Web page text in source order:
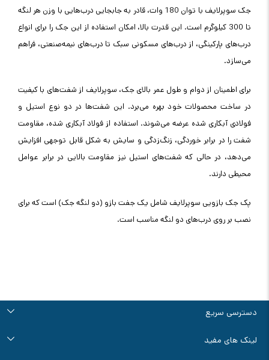
جک سوپرلایف با توان 180 وات، قادر به جابجایی درب‌هایی با وزن هر لنگه
تا 300 کیلوگرم است. این قدرت بالا، امکان استفاده از این جک را برای انواع
درب‌های پارکینگی، از درب‌های مسکونی سبک تا درب‌های نیمه‌صنعتی، فراهم
می‌سازد.
برای اطمینان از دوام و طول عمر بالای جک، سوپرلایف از شفت‌های با کیفیت
در ساخت محصولات خود بهره می‌برد. این شفت‌ها در دو نوع استیل و
فولادی آبکاری شده عرضه می‌شوند. استفاده از فولاد آبکاری شده، مقاومت
شفت را در برابر خوردگی، زنگ‌زدگی و سایش به شکل قابل توجهی افزایش
می‌دهد، در حالی که شفت‌های استیل نیز مقاومت بالایی در برابر عوامل
محیطی دارند.
پک جک بازویی سوپرلایف شامل یک جفت بازو (دو لنگه جک) است که برای
نصب بر روی درب‌های دو لنگه مناسب است.
دسترسی سریع
راهنمای خرید
قوانین و مقررات
درباره ما
آرشیو اخبار و مقالات
تماس با ما
لینک های مفید